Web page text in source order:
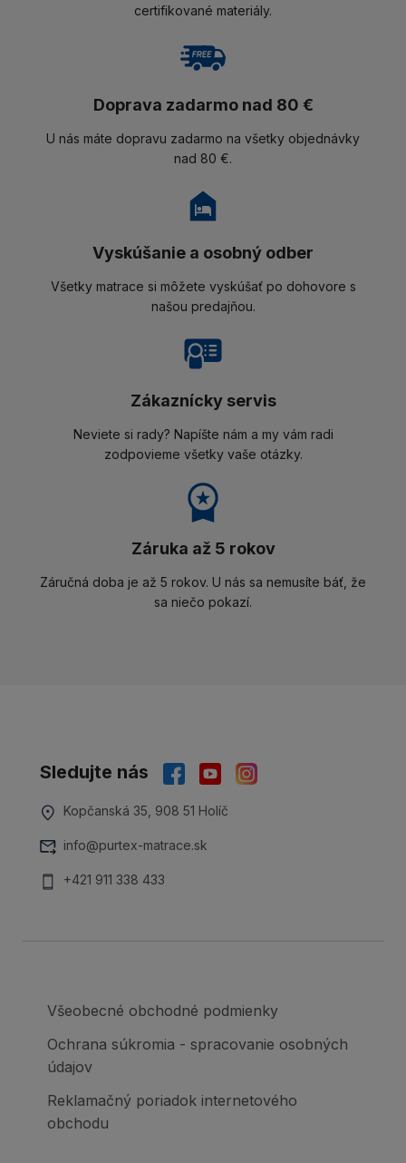
certifikované materiály.
Doprava zadarmo nad 80 €
U nás máte dopravu zadarmo na všetky objednávky
nad 80 €.
Vyskúšanie a osobný odber
Všetky matrace si môžete vyskúšať po dohovore s
našou predajňou.
Zákaznícky servis
Neviete si rady? Napíšte nám a my vám radi
zodpovieme všetky vaše otázky.
Záruka až 5 rokov
Záručná doba je až 5 rokov. U nás sa nemusíte báť, že
sa niečo pokazí.
Sledujte nás
Kopčanská 35, 908 51 Holíč
info@purtex-matrace.sk
+421 911 338 433
Všeobecné obchodné podmienky
Ochrana súkromia - spracovanie osobných
údajov
Reklamačný poriadok internetového
obchodu